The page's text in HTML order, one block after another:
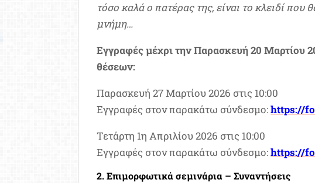
τόσο καλά ο πατέρας της, είναι το κλειδί που
μνήμη…
Εγγραφές μέχρι την Παρασκευή 20 Μαρτίου
θέσεων:
Παρασκευή 27 Μαρτίου 2026 στις 10:00
Εγγραφές στον παρακάτω σύνδεσμο:https://
Τετάρτη 1η Απριλίου 2026 στις 10:00
Εγγραφές στον παρακάτω σύνδεσμο:https://
2. Επιμορφωτικά σεμινάρια – Συναντήσεις